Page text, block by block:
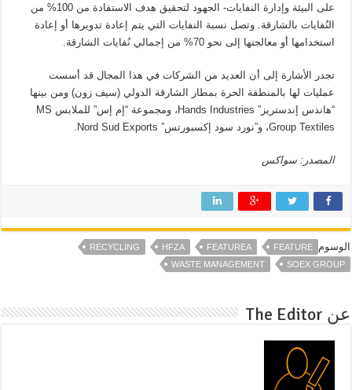
على البيئة وإدارة النفايات- الجهود لتحقيق هدف الاستفادة من 100% من
النُفايات بالشارقة. وتصل نسبة النفايات التي يتم إعادة تدويرها أو إعادة
استخدامها أو معالجتها إلى نحو 70% من إجمالي نُفايات الشارقة.
تجدر الأشارة إلى أن العديد من الشركات في هذا المجال قد أسست
عمليات لها بالمنطقة الحرة بمطار الشارقة الدولي (سيف زون) ومن بينها
“هاندس إندستريز” Hands Industries، ومجموعة “إم إس” للملابس MS
Group Textiles، و”نورد سود إكسبورتس” Nord Sud Exports.
المصدر: سواكس
الوسوم FEATURE
FEATUREA
HFZA
RECYCLING
SOEX GROUP
WASTE MANAGEMENT
عن The Editor